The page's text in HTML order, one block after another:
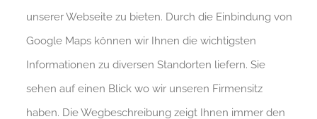
unserer Webseite zu bieten. Durch die Einbindung von
Google Maps können wir Ihnen die wichtigsten
Informationen zu diversen Standorten liefern. Sie
sehen auf einen Blick wo wir unseren Firmensitz
haben. Die Wegbeschreibung zeigt Ihnen immer den